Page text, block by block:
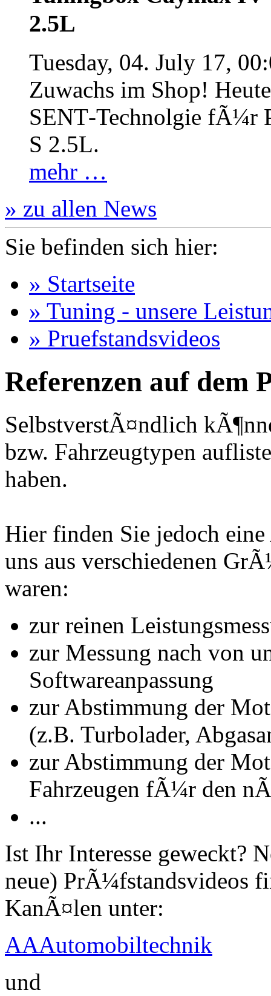
2.5L
Tuesday, 04. July 17,
Zuwachs im Shop!
SENT‐Technolgie fÃ¼r
S 2.5L.
mehr …
» zu allen News
Sie befinden sich hier:
» Startseite
» Tuning - unsere
» Pruefstandsvideos
Referenzen auf dem
SelbstverstÃ¤ndlich
bzw. Fahrzeugtypen
haben.
Hier finden Sie jedoch
uns aus verschiedenen
waren:
zur reinen
zur Messung nach von
Softwareanpassung
zur Abstimmung der
(z.B. Turbolader,
zur Abstimmung der
Fahrzeugen fÃ¼r den
...
Ist Ihr Interesse geweckt?
neue) PrÃ¼fstandsvideos
KanÃ¤len unter:
AAAutomobiltechnik
und